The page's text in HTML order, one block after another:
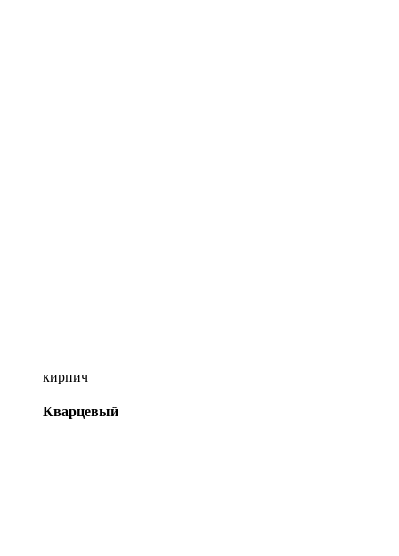
кирпич
Кварцевый